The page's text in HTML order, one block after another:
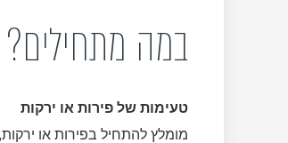
במה מתחילים?
טעימות של פירות או ירקות
מומלץ להתחיל בפירות או